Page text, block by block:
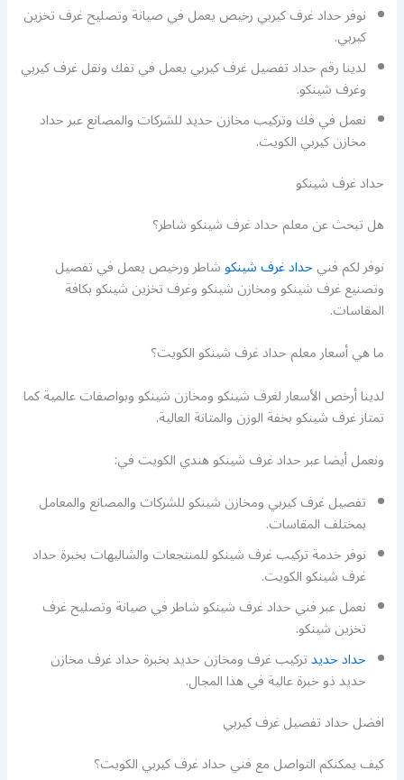
نوفر حداد غرف كيربي رخيص يعمل في صيانة وتصليح غرف تخزين
كيربي.
لدينا رقم حداد تفصيل غرف كيربي يعمل في تفك ونقل غرف كيربي
وغرف شينكو.
نعمل في فك وتركيب مخازن حديد للشركات والمصانع عبر حداد
مخازن كيربي الكويت.
حداد غرف شينكو
هل تبحث عن معلم حداد غرف شينكو شاطر؟
نوفر لكم فنيحداد غرف شينكوشاطر ورخيص يعمل في تفصيل
وتصنيع غرف شينكو ومخازن شينكو وغرف تخزين شينكو بكافة
المقاسات.
ما هي أسعار معلم حداد غرف شينكو الكويت؟
لدينا أرخص الأسعار لغرف شينكو ومخازن شينكو وبواصفات عالمية كما
تمتاز غرف شينكو بخفة الوزن والمتانة العالية.
ونعمل أيضا عبر حداد غرف شينكو هندي الكويت في:
تفصيل غرف كيربي ومخازن شينكو للشركات والمصانع والمعامل
بمختلف المقاسات.
نوفر خدمة تركيب غرف شينكو للمنتجعات والشاليهات بخبرة حداد
غرف شينكو الكويت.
نعمل عبر فني حداد غرف شينكو شاطر في صيانة وتصليح غرف
تخزين شينكو.
حداد حديدتركيب غرف ومخازن حديد بخبرة حداد غرف مخازن
حديد ذو خبرة عالية في هذا المجال.
افضل حداد تفصيل غرف كيربي
كيف يمكنكم التواصل مع فني حداد غرف كيربي الكويت؟